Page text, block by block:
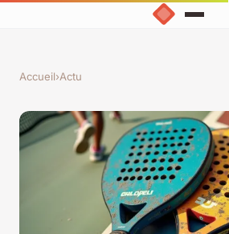
Accueil›Actu